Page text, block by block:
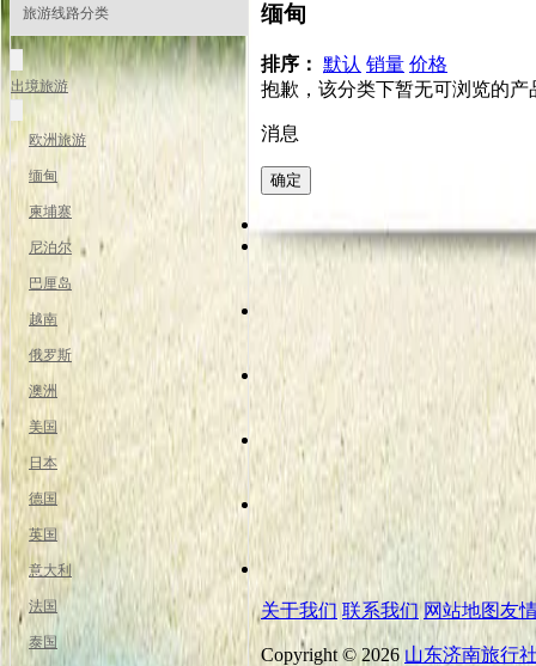
旅游线路分类
出境旅游
欧洲旅游
缅甸
柬埔寨
尼泊尔
巴厘岛
越南
俄罗斯
澳洲
美国
日本
德国
英国
意大利
法国
泰国
缅甸
排序： 默认 销量 价格
抱歉，该分类下暂无可浏览的产
消息
关于我们 联系我们 网站地图友
Copyright © 2026 山东济南旅行